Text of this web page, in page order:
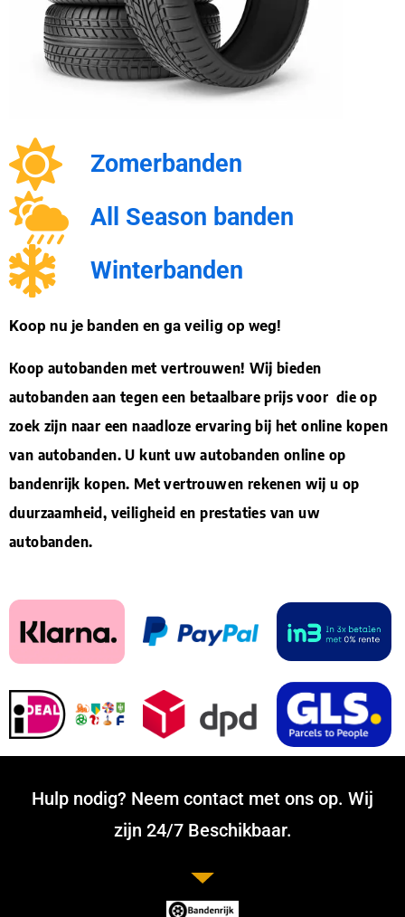
Zomerbanden
All Season banden
Winterbanden
Koop nu je banden en ga veilig op weg!
Koop autobanden met vertrouwen! Wij bieden
autobanden aan tegen een betaalbare prijs voor die op
zoek zijn naar een naadloze ervaring bij het online kopen
van autobanden. U kunt uw autobanden online op
bandenrijk kopen. Met vertrouwen rekenen wij u op
duurzaamheid, veiligheid en prestaties van uw
autobanden.
Hulp nodig? Neem contact met ons op. Wij
zijn 24/7 Beschikbaar.